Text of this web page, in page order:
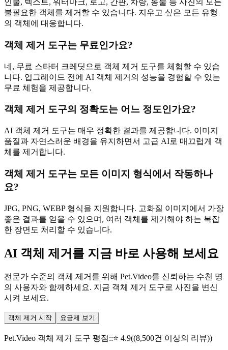
인물, 텍스트, 워터마크, 로고, 간판, 차량, 동물 등 사진의 모든
불필요한 객체를 제거할 수 있습니다. 지우고 싶은 모든 유형
의 객체에 대응합니다.
객체 제거 도구는 무료인가요?
네, 무료 스타터 크레딧으로 객체 제거 도구를 체험할 수 있습
니다. 업그레이드 전에 AI 객체 제거의 성능을 경험할 수 있는
무료 체험을 제공합니다.
객체 제거 도구의 정확도는 어느 정도인가요?
AI 객체 제거 도구는 매우 정확한 결과를 제공합니다. 이미지
품질과 자연스러운 배경을 유지하면서 고급 AI로 매끄럽게 객
체를 제거합니다.
객체 제거 도구는 모든 이미지 형식에서 작동하나
요?
JPG, PNG, WEBP 형식을 지원합니다. 고화질 이미지에서 가장
좋은 결과를 얻을 수 있으며, 여러 객체를 제거해야 하는 복잡
한 장면도 처리할 수 있습니다.
AI 객체 제거를 지금 바로 사용해 보세요
전문가 수준의 객체 제거를 위해 Pet.Video를 신뢰하는 수천 명
의 사용자와 함께하세요. 지금 객체 제거 도구로 사진을 변신
시켜 보세요.
객체 제거 시작 요금제 보기
Pet.Video 객체 제거 도구 평점::⭐ 4.9((8,500건 이상의 리뷰))